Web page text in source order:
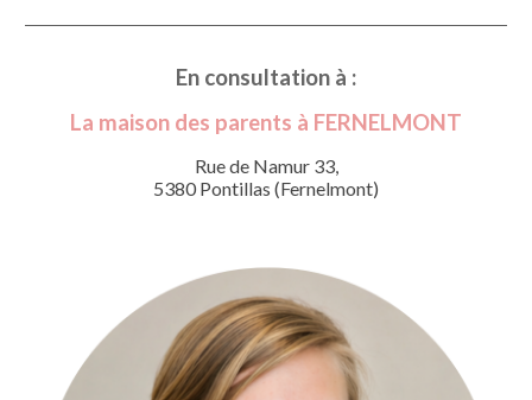
En consultation à :
La maison des parents à FERNELMONT
Rue de Namur 33,
5380 Pontillas (Fernelmont)